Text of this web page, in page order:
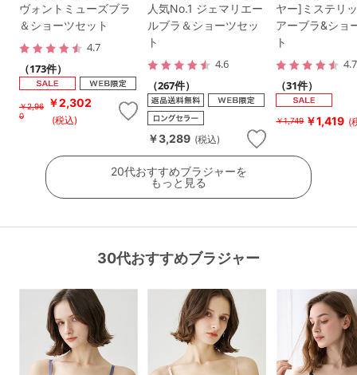
ヴォントミューズブラ
＆ショーツセット
4.7
（173件）
￥2,96
0
￥2,302
(税込)
人気No.1 ジェマリエー
ルブラ＆ショーツセッ
ト
4.6
（267件）
￥3,289 (税込)
ヤー]ミステリ
アーブラ&ショ
ト
4.7
（31件）
￥1,749 ￥1,419 (
20代おすすめブラジャーを
もっと見る
30代おすすめブラジャー